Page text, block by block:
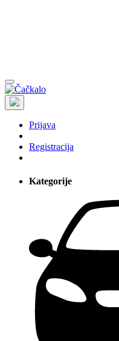
Prijava
Registracija
Kategorije